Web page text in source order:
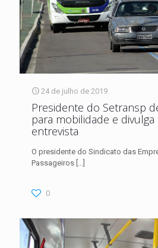
24 de julho de 2019
Presidente do Setransp
para mobilidade e
entrevista
O presidente do Sindicato das
Passageiros […]
0